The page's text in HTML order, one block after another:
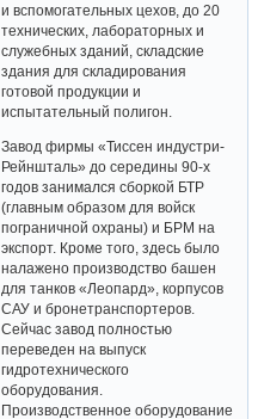
и вспомогательных цехов, до 20
технических, лабораторных и
служебных зданий, складские
здания для складирования
готовой продукции и
испытательный полигон.
Завод фирмы «Тиссен индустри-
Рейншталь» до середины 90-х
годов занимался сборкой БТР
(главным образом для войск
пограничной охраны) и БРМ на
экспорт. Кроме того, здесь было
налажено производство башен
для танков «Леопард», корпусов
САУ и бронетранспортеров.
Сейчас завод полностью
переведен на выпуск
гидротехнического
оборудования.
Производственное оборудование